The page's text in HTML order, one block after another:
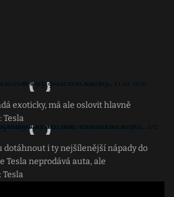
exoticky, má ale oslovit hlavně
Tesla
dotáhnout i ty nejšílenější nápady do
Tesla neprodává auta, ale
Tesla